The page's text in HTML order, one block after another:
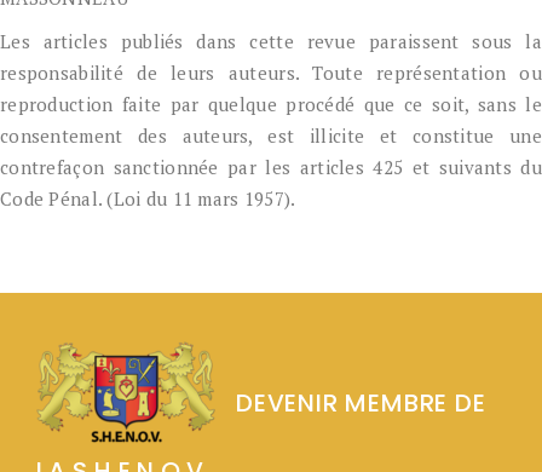
Les articles publiés dans cette revue paraissent sous la
responsabilité de leurs auteurs. Toute représentation ou
reproduction faite par quelque procédé que ce soit, sans le
consentement des auteurs, est illicite et constitue une
contrefaçon sanctionnée par les articles 425 et suivants du
Code Pénal. (Loi du 11 mars 1957).
DEVENIR MEMBRE DE